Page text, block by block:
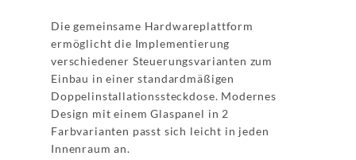
Die gemeinsame Hardwareplattform
ermöglicht die Implementierung
verschiedener Steuerungsvarianten zum
Einbau in einer standardmäßigen
Doppelinstallationssteckdose. Modernes
Design mit einem Glaspanel in 2
Farbvarianten passt sich leicht in jeden
Innenraum an.